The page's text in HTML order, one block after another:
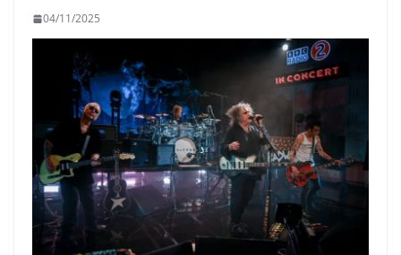
04/11/2025